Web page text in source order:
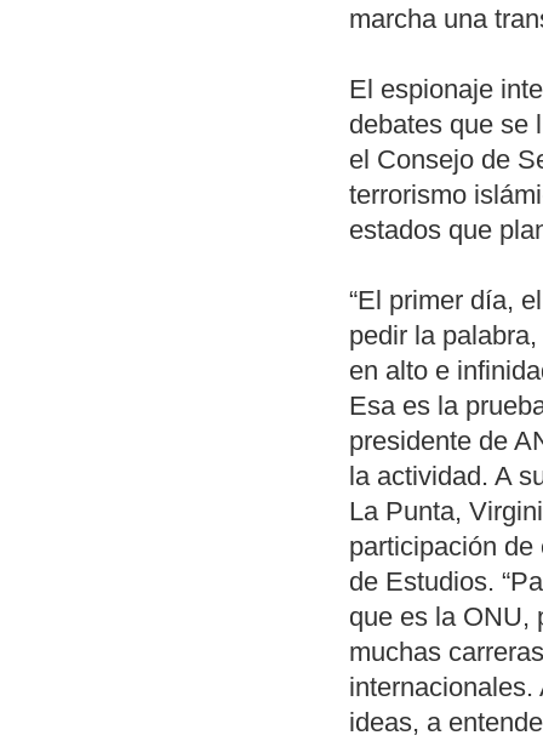
marcha una
El espionaje
debates que se
el Consejo de
terrorismo
estados que
“El primer día,
pedir la
en alto e
Esa es la
presidente de
la actividad. A
La Punta,
participación
de Estudios.
que es la ONU,
muchas
internacionales.
ideas, a